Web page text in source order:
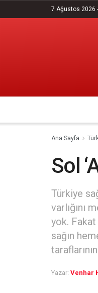
7 Ağustos 2026
Ana Sayfa
Sol
Türkiye
varlığını
yok.
sağın
Yazar: Venhar